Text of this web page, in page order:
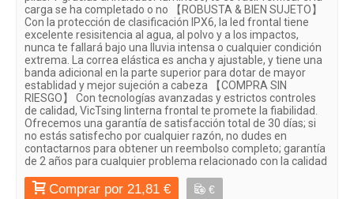
carga se ha completado o no 【ROBUSTA & BIEN SUJETO】
Con la protección de clasificación IPX6, la led frontal tiene
excelente resisitencia al agua, al polvo y a los impactos,
nunca te fallará bajo una lluvia intensa o cualquier condición
extrema. La correa elástica es ancha y ajustable, y tiene una
banda adicional en la parte superior para dotar de mayor
establidad y mejor sujeción a cabeza 【COMPRA SIN
RIESGO】 Con tecnologías avanzadas y estrictos controles
de calidad, VicTsing linterna frontal te promete la fiabilidad.
Ofrecemos una garantía de satisfacción total de 30 días; si
no estás satisfecho por cualquier razón, no dudes en
contactarnos para obtener un reembolso completo; garantía
de 2 años para cualquier problema relacionado con la calidad
Comprar por 21,81 € €